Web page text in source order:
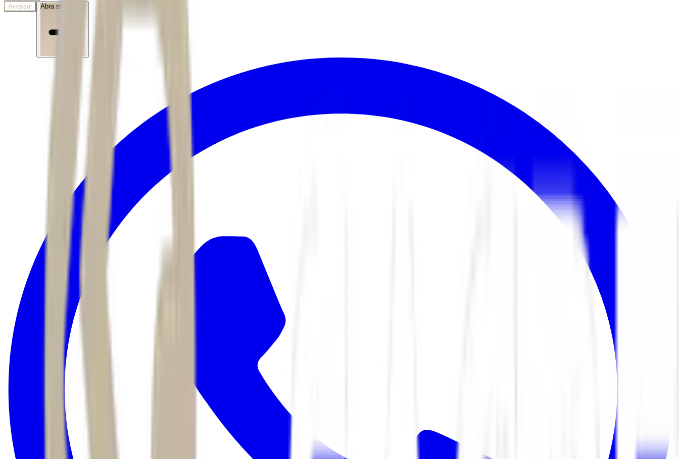
Acessar
Abra sua conta